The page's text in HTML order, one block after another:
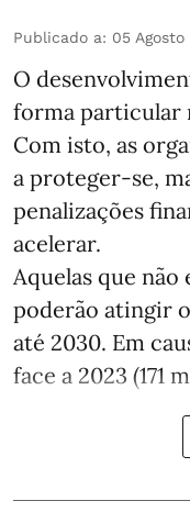
Publicado a: 05 Agosto
O
forma particular
Com isto, as
a proteger-se,
penalizações
acelerar.
Aquelas que
poderão atingir
até 2030. Em
face a 2023 (171